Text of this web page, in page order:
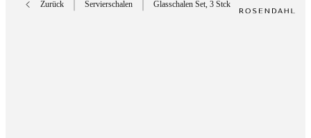
Zurück Servierschalen Glasschalen Set, 3 Stck